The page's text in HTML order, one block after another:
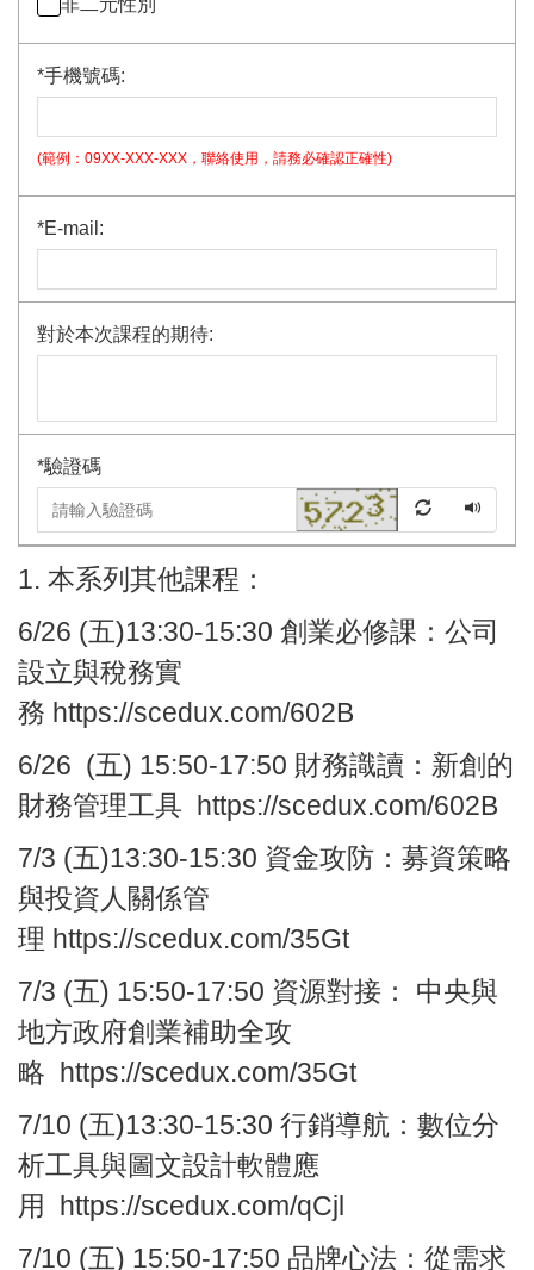
*手機號碼:
(範例：09XX-XXX-XXX，聯絡使用，請務必確認正確性)
*E-mail:
對於本次課程的期待:
*驗證碼
1. 本系列其他課程：
6/26 (五)13:30-15:30 創業必修課： 公司
設立與稅務實
務 https://scedux.com/602B
6/26 (五) 15:50-17:50 財務識讀： 新創的
財務管理工具 https://scedux.com/602B
7/3 (五)13:30-15:30 資金攻防： 募資策略
與投資人關係管
理 https://scedux.com/35Gt
7/3 (五) 15:50-17:50 資源對接：
中央與
地方政府創業補助全攻
略 https://scedux.com/35Gt
7/10 (五)13:30-15:30 行銷導航： 數位分
析工具與圖文設計軟體應
用
https://scedux.com/qCjl
7/10 (五) 15:50-17:50 品牌心法： 從需求